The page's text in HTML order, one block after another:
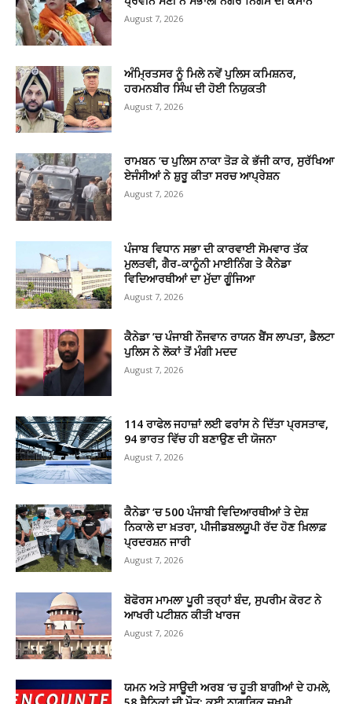
August 7, 2026
ਅੰਮ੍ਰਿਤਸਰ ਨੂੰ ਮਿਲੇ ਨਵੇਂ ਪੁਲਿਸ ਕਮਿਸ਼ਨਰ,
ਹਰਮਨਬੀਰ ਸਿੰਘ ਦੀ ਹੋਈ ਨਿਯੁਕਤੀ
August 7, 2026
ਰਾਮਬਨ ’ਚ ਪੁਲਿਸ ਨਾਕਾ ਤੋੜ ਕੇ ਭੱਜੀ ਕਾਰ, ਸੁਰੱਖਿਆ
ਏਜੰਸੀਆਂ ਨੇ ਸ਼ੁਰੂ ਕੀਤਾ ਸਰਚ ਆਪ੍ਰੇਸ਼ਨ
August 7, 2026
ਪੰਜਾਬ ਵਿਧਾਨ ਸਭਾ ਦੀ ਕਾਰਵਾਈ ਸੋਮਵਾਰ ਤੱਕ
ਮੁਲਤਵੀ, ਗੈਰ-ਕਾਨੂੰਨੀ ਮਾਈਨਿੰਗ ਤੇ ਕੈਨੇਡਾ
ਵਿਦਿਆਰਥੀਆਂ ਦਾ ਮੁੱਦਾ ਗੂੰਜਿਆ
August 7, 2026
ਕੈਨੇਡਾ ’ਚ ਪੰਜਾਬੀ ਨੌਜਵਾਨ ਰਾਯਨ ਬੈਂਸ ਲਾਪਤਾ, ਡੈਲਟਾ
ਪੁਲਿਸ ਨੇ ਲੋਕਾਂ ਤੋਂ ਮੰਗੀ ਮਦਦ
August 7, 2026
114 ਰਾਫੇਲ ਜਹਾਜ਼ਾਂ ਲਈ ਫਰਾਂਸ ਨੇ ਦਿੱਤਾ ਪ੍ਰਸਤਾਵ,
94 ਭਾਰਤ ਵਿੱਚ ਹੀ ਬਣਾਉਣ ਦੀ ਯੋਜਨਾ
August 7, 2026
ਕੈਨੇਡਾ ‘ਚ 500 ਪੰਜਾਬੀ ਵਿਦਿਆਰਥੀਆਂ ਤੇ ਦੇਸ਼
ਨਿਕਾਲੇ ਦਾ ਖ਼ਤਰਾ, ਪੀਜੀਡਬਲਯੂਪੀ ਰੱਦ ਹੋਣ ਖ਼ਿਲਾਫ਼
ਪ੍ਰਦਰਸ਼ਨ ਜਾਰੀ
August 7, 2026
ਬੋਫੋਰਸ ਮਾਮਲਾ ਪੂਰੀ ਤਰ੍ਹਾਂ ਬੰਦ, ਸੁਪਰੀਮ ਕੋਰਟ ਨੇ
ਆਖਰੀ ਪਟੀਸ਼ਨ ਕੀਤੀ ਖਾਰਜ
August 7, 2026
ਯਮਨ ਅਤੇ ਸਾਊਦੀ ਅਰਬ ‘ਚ ਹੂਤੀ ਬਾਗੀਆਂ ਦੇ ਹਮਲੇ,